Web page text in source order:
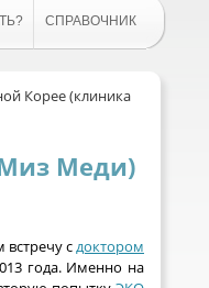
СПРАВОЧНИК
Корее (клиника
Меди)
встречу сдоктором
года. Именно на